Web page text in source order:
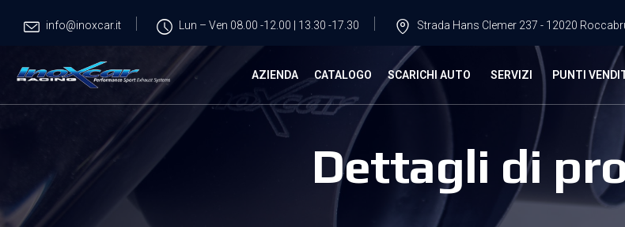
info@inoxcar.it Lun – Ven 08.00 -12.00 | 13.30 -17.30 Strada Hans Clemer 237 - 12020
AZIENDA CATALOGO SCARICHI AUTO SERVIZI PUNTI
Dettagli di